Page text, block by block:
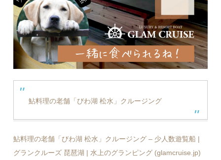
鮎料理の老舗「びわ湖 松水」クルージング
鮎料理の老舗「びわ湖 松水」クルージング – 少人数遊覧船 |
グランクルーズ 琵琶湖 | 水上のグランピング (glamcruise.jp)